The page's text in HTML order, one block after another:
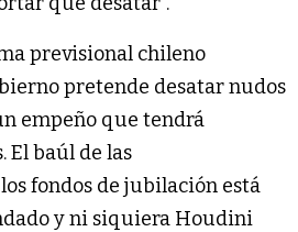
previsional chileno
pretende desatar nudos
empeño que tendrá
El baúl de las
fondos de jubilación está
y ni siquiera Houdini